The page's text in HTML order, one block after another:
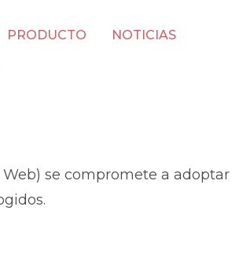
PRODUCTO NOTICIAS
se compromete a adoptar